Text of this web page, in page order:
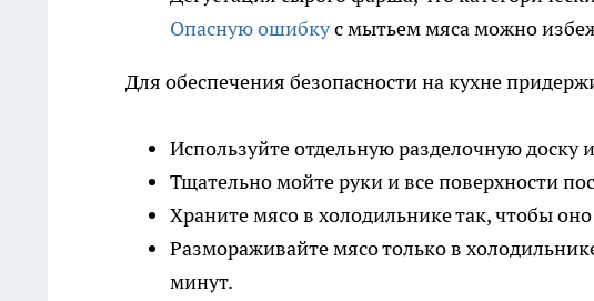
Опасную ошибкус мытьем мяса можно
Для обеспечения безопасности на кухне
Используйте отдельную разделочную доску
Тщательно мойте руки и все поверхности
Храните мясо в холодильнике так, чтобы
Размораживайте мясо только в
минут.